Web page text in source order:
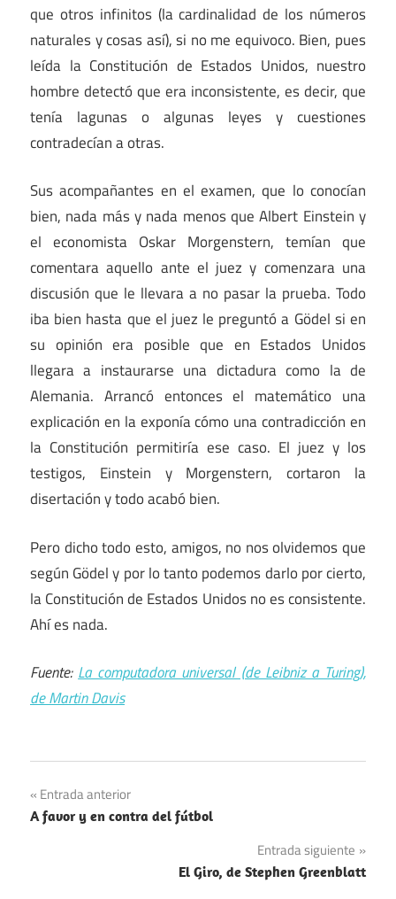
que otros infinitos (la cardinalidad de los números
naturales y cosas así), si no me equivoco. Bien, pues
leída la Constitución de Estados Unidos, nuestro
hombre detectó que era inconsistente, es decir, que
tenía lagunas o algunas leyes y cuestiones
contradecían a otras.
Sus acompañantes en el examen, que lo conocían
bien, nada más y nada menos que Albert Einstein y
el economista Oskar Morgenstern, temían que
comentara aquello ante el juez y comenzara una
discusión que le llevara a no pasar la prueba. Todo
iba bien hasta que el juez le preguntó a Gödel si en
su opinión era posible que en Estados Unidos
llegara a instaurarse una dictadura como la de
Alemania. Arrancó entonces el matemático una
explicación en la exponía cómo una contradicción en
la Constitución permitiría ese caso. El juez y los
testigos, Einstein y Morgenstern, cortaron la
disertación y todo acabó bien.
Pero dicho todo esto, amigos, no nos olvidemos que
según Gödel y por lo tanto podemos darlo por cierto,
la Constitución de Estados Unidos no es consistente.
Ahí es nada.
Fuente:La computadora universal (de Leibniz a Turing),
de Martin Davis
Navegación
de
Entrada anterior
A favor y en contra del fútbol
Entrada siguiente
El Giro, de Stephen Greenblatt